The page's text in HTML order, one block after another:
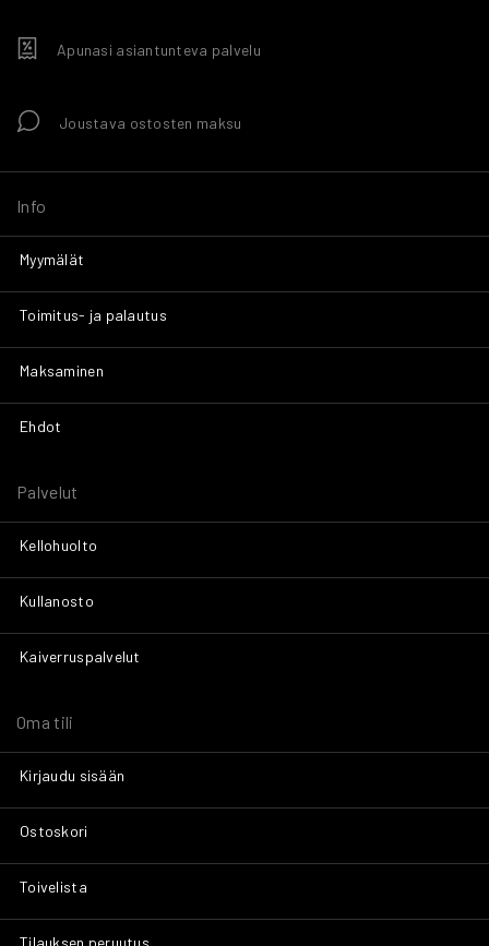
Apunasi asiantunteva palvelu
Joustava ostosten maksu
Info
Myymälät
Toimitus- ja palautus
Maksaminen
Ehdot
Palvelut
Kellohuolto
Kullanosto
Kaiverruspalvelut
Oma tili
Kirjaudu sisään
Ostoskori
Toivelista
Tilauksen peruutus